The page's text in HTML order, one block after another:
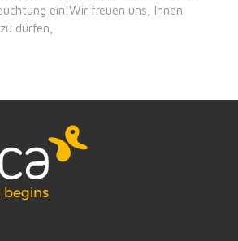
ein!Wir freuen uns, Ihnen
dürfen,